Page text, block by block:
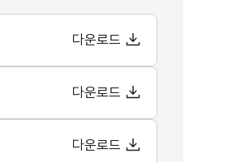
다운로드
다운로드
다운로드